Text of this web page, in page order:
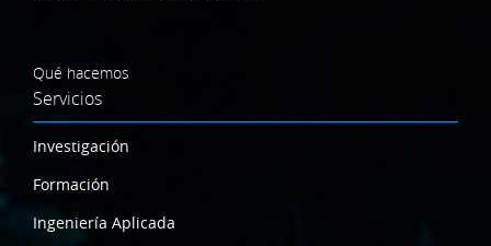
Qué hacemos
Servicios
Investigación
Formación
Ingeniería Aplicada